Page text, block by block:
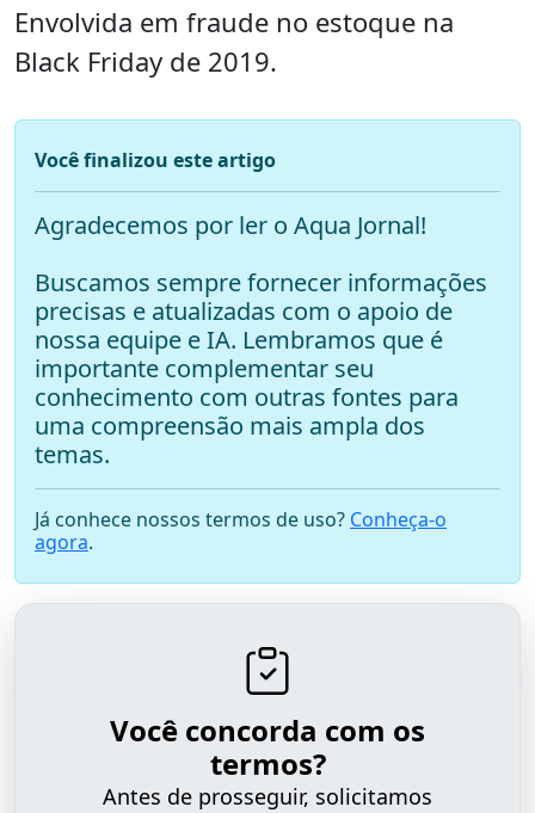
Envolvida em fraude no estoque na
Black Friday de 2019.
Você finalizou este artigo
Agradecemos por ler o Aqua Jornal!
Buscamos sempre fornecer informações
precisas e atualizadas com o apoio de
nossa equipe e IA. Lembramos que é
importante complementar seu
conhecimento com outras fontes para
uma compreensão mais ampla dos
temas.
Já conhece nossos termos de uso? Conheça-o
agora.
Você concorda com os
termos?
Antes de prosseguir, solicitamos